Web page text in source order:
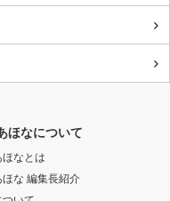
ほなについて
ほなとは
ほな 編集長紹介